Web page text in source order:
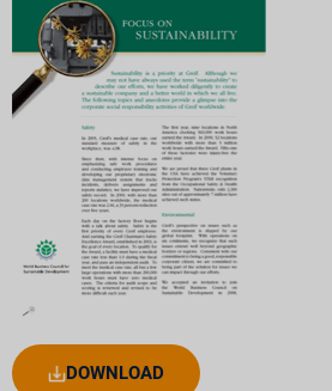
DOWNLOAD